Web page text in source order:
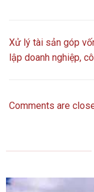
Xử lý tài sản góp
lập doanh nghiệp,
Comments are